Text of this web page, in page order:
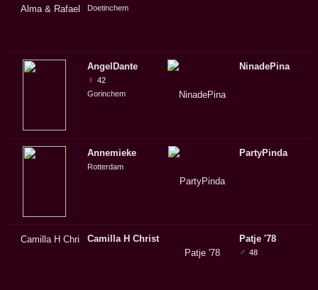
Doetinchem
AngelDante
♀ 42
Gorinchem
Annemieke
Rotterdam
Camilla H Christensen
NinadePina
PartyPinda
Patje '78
♂ 48